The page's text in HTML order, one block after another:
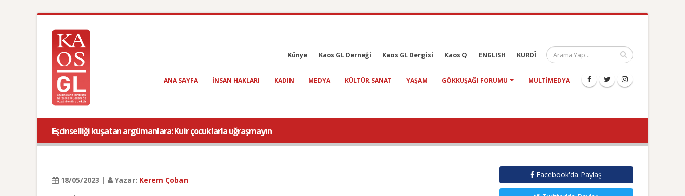
Künye Kaos GL Derneği Kaos GL Dergisi Kaos Q ENGLISH KURDÎ
ANA SAYFA INSAN HAKLARI KADIN MEDYA KÜLTÜR SANAT YAŞAM GÖKKUŞAĞI FORUMU MULTIMEDYA
Eşcinselliği kuşatan argümanlara: Kuir çocuklarla uğraşmayın
18/05/2023 | Yazar: Kerem Çoban
Facebook'da Paylaş